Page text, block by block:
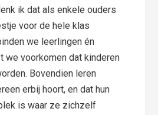
ik dat als enkele ouders
voor de hele klas
we leerlingen én
we voorkomen dat kinderen
Bovendien leren
erbij hoort, en dat hun
is waar ze zichzelf